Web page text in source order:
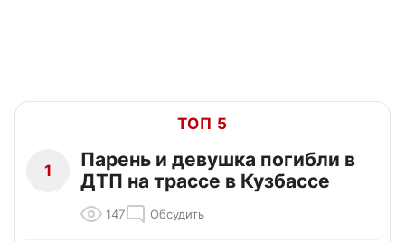
ТОП 5
1
Парень и девушка погибли в
ДТП на трассе в Кузбассе
147 Обсудить